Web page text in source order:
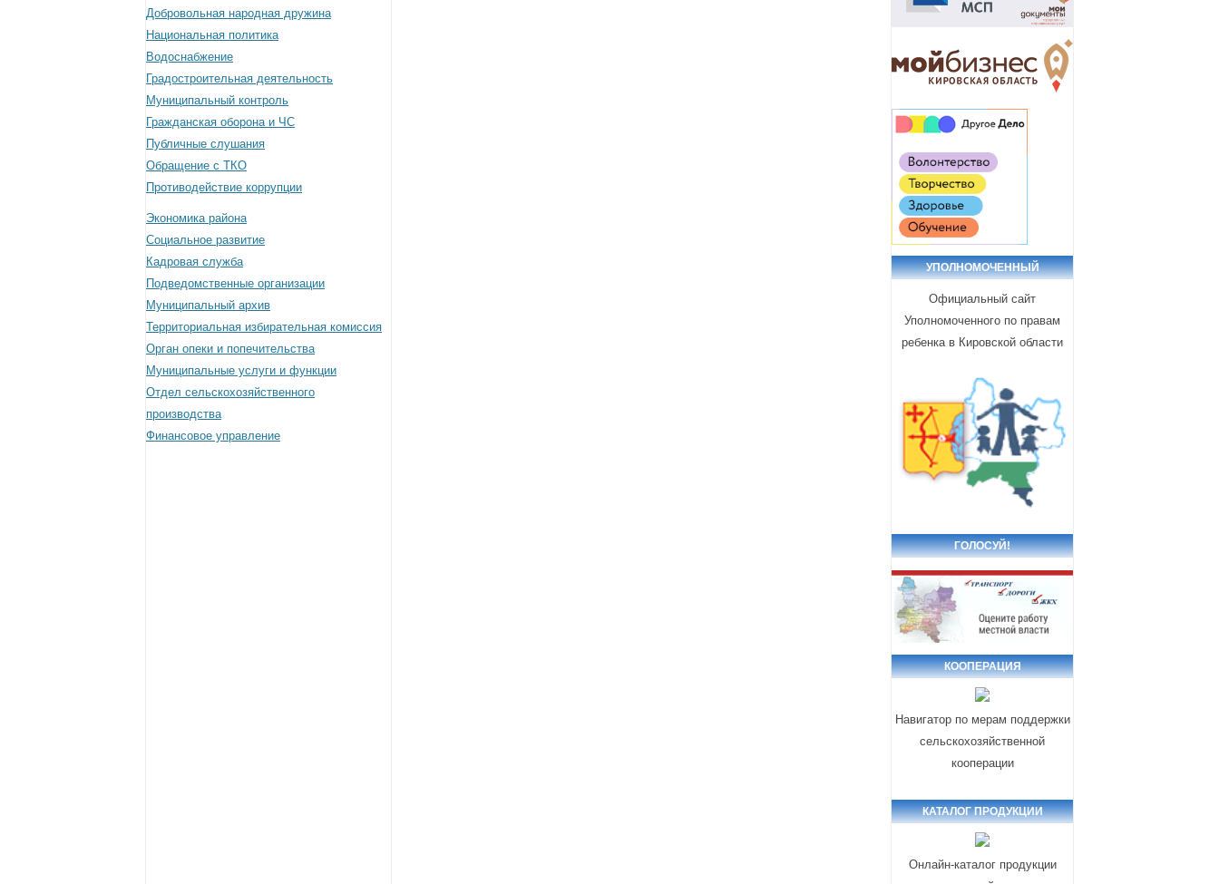
Добровольная народная дружина
Национальная политика
Водоснабжение
Градостроительная деятельность
Муниципальный контроль
Гражданская оборона и ЧС
Публичные слушания
Обращение с ТКО
Противодействие коррупции
Экономика района
Социальное развитие
Кадровая служба
Подведомственные организации
Муниципальный архив
Территориальная избирательная комиссия
Орган опеки и попечительства
Муниципальные услуги и функции
Отдел сельскохозяйственного
производства
Финансовое управление
УПОЛНОМОЧЕННЫЙ
Официальный сайт
Уполномоченного по правам
ребенка в Кировской области
ГОЛОСУЙ!
КООПЕРАЦИЯ
Навигатор по мерам поддержки
сельскохозяйственной
кооперации
КАТАЛОГ ПРОДУКЦИИ
Онлайн-каталог продукции